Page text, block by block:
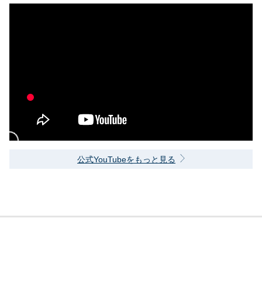
公式YouTubeをもっと見る